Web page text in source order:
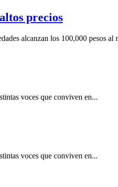
precios
alcanzan los 100,000 pesos al
voces que conviven en...
voces que conviven en...